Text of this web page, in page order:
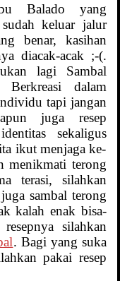
Balado yang
keluar jalur
benar, kasihan
diacak-acak ;-(.
lagi Sambal
dalam
tapi jangan
juga resep
sekaligus
ikut menjaga ke-
menikmati terong
terasi, silahkan
sambal terong
kalah enak bisa-
silahkan
. Bagi yang suka
pakai resep